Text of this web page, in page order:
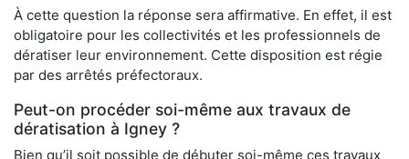
À cette question la réponse sera affirmative. En effet, il est
obligatoire pour les collectivités et les professionnels de
dératiser leur environnement. Cette disposition est régie
par des arrêtés préfectoraux.
Peut-on procéder soi-même aux travaux de
dératisation à Igney ?
Bien qu’il soit possible de débuter soi-même ces travaux